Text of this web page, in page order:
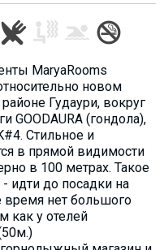
MaryaRooms
новом
Гудаури, вокруг
GOODAURA (гондола),
Стильное и
в прямой видимости
в 100 метрах. Такое
идти до посадки на
время нет большого
как у отелей